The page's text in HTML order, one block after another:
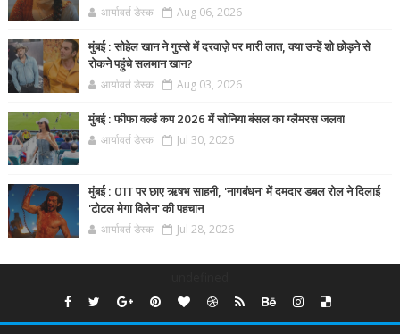
आर्यावर्त डेस्क Aug 06, 2026
मुंबई : सोहेल खान ने गुस्से में दरवाज़े पर मारी लात, क्या उन्हें शो छोड़ने से
रोकने पहुंचे सलमान खान?
आर्यावर्त डेस्क Aug 03, 2026
मुंबई : फीफा वर्ल्ड कप 2026 में सोनिया बंसल का ग्लैमरस जलवा
आर्यावर्त डेस्क Jul 30, 2026
मुंबई : OTT पर छाए ऋषभ साहनी, 'नागबंधन' में दमदार डबल रोल ने दिलाई
'टोटल मेगा विलेन' की पहचान
आर्यावर्त डेस्क Jul 28, 2026